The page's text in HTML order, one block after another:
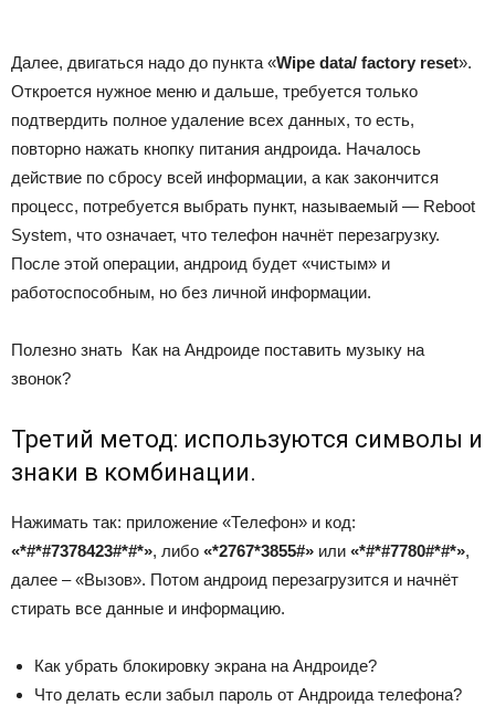
Далее, двигаться надо до пункта «Wipe data/ factory reset».
Откроется нужное меню и дальше, требуется только
подтвердить полное удаление всех данных, то есть,
повторно нажать кнопку питания андроида. Началось
действие по сбросу всей информации, а как закончится
процесс, потребуется выбрать пункт, называемый — Reboot
System, что означает, что телефон начнёт перезагрузку.
После этой операции, андроид будет «чистым» и
работоспособным, но без личной информации.
Полезно знать Как на Андроиде поставить музыку на
звонок?
Третий метод: используются символы и
знаки в комбинации.
Нажимать так: приложение «Телефон» и код:
«*#*#7378423#*#*», либо «*2767*3855#» или «*#*#7780#*#*»,
далее – «Вызов». Потом андроид перезагрузится и начнёт
стирать все данные и информацию.
Как убрать блокировку экрана на Андроиде?
Что делать если забыл пароль от Андроида телефона?